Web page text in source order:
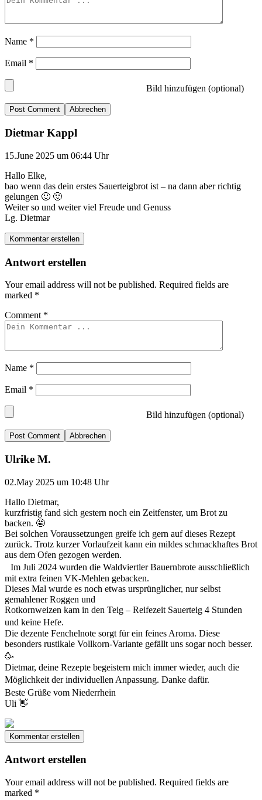
Name *
Email *
Bild hinzufügen (optional)
Abbrechen
Dietmar Kappl
15.June 2025 um 06:44 Uhr
Hallo Elke,
bao wenn das dein erstes Sauerteigbrot ist – na dann aber richtig
gelungen 🙂 🙂
Weiter so und weiter viel Freude und Genuss
Lg. Dietmar
Kommentar erstellen
Antwort erstellen
Your email address will not be published. Required fields are
marked *
Comment *
Name *
Email *
Bild hinzufügen (optional)
Abbrechen
Ulrike M.
02.May 2025 um 10:48 Uhr
Hallo Dietmar,
kurzfristig fand sich gestern noch ein Zeitfenster, um Brot zu
backen. 🤩
Bei solchen Voraussetzungen greife ich gern auf dieses Rezept
zurück. Trotz kurzer Vorlaufzeit kann ein mildes schmackhaftes Brot
aus dem Ofen gezogen werden.
Im Juli 2024 wurden die Waldviertler Bauernbrote ausschließlich
mit extra feinen VK-Mehlen gebacken.
Dieses Mal wurde es noch etwas ursprünglicher, nur selbst
gemahlener Roggen und
Rotkornweizen kam in den Teig – Reifezeit Sauerteig 4 Stunden
und keine Hefe.
Die dezente Fenchelnote sorgt für ein feines Aroma. Diese
besonders rustikale Vollkorn-Variante gefällt uns sogar noch besser.
🥳
Dietmar, deine Rezepte begeistern mich immer wieder, auch die
Möglichkeit der individuellen Anpassung. Danke dafür.
Beste Grüße vom Niederrhein
Uli 👋
Kommentar erstellen
Antwort erstellen
Your email address will not be published. Required fields are
marked *